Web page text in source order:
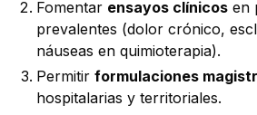
Fomentar ensayos clínicos en
prevalentes (dolor crónico,
náuseas en quimioterapia).
Permitir formulaciones
hospitalarias y territoriales.